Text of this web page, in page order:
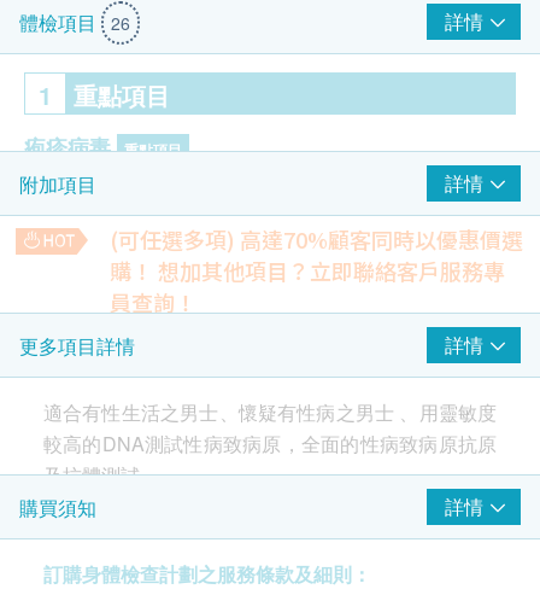
體檢項目 26 詳情
1 重點項目
疱疹病毒 重點項目
單純皰疹病毒1/2型基因檢測
愛滋病 HIV 重點項目
愛滋病病毒P24抗原
2 基本項目
基本健康評估
脈搏率
體重
個人健康分析問卷
附加項目 詳情
(可任選多項) 高達70%顧客同時以優惠價選
購！ 想加其他項目？立即聯絡客戶服務專
員查詢！
上腹部超聲波
肝、膽、脾、胰、腎及主動脈 (此檢查項目或需另約日期到指
定中心進行檢查)
HK$2,100.0
前列腺癌抗原
HK$480.0
超聲波膀胱, 前列腺 (經腹部)
更多項目詳情 詳情
適合有性生活之男士、懷疑有性病之男士 、用靈敏度
較高的DNA測試性病致病原，全面的性病致病原抗原
及抗體測試。
此男士性病計劃覆蓋範圍全面：用靈敏度較高的DNA
測試性病致病原，全面的性病致病原抗原及抗體測
購買須知 詳情
訂購身體檢查計劃之服務條款及細則：